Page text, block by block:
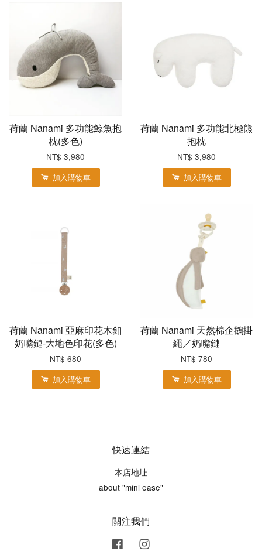
荷蘭 Nanami 多功能鯨魚抱
枕(多色)
NT$ 3,980
加入購物車
荷蘭 Nanami 多功能北極熊
抱枕
NT$ 3,980
加入購物車
荷蘭 Nanami 亞麻印花木釦
奶嘴鏈-大地色印花(多色)
NT$ 680
加入購物車
荷蘭 Nanami 天然棉企鵝掛
繩／奶嘴鏈
NT$ 780
加入購物車
快速連結
本店地址
about "mini ease"
關注我們
Facebook